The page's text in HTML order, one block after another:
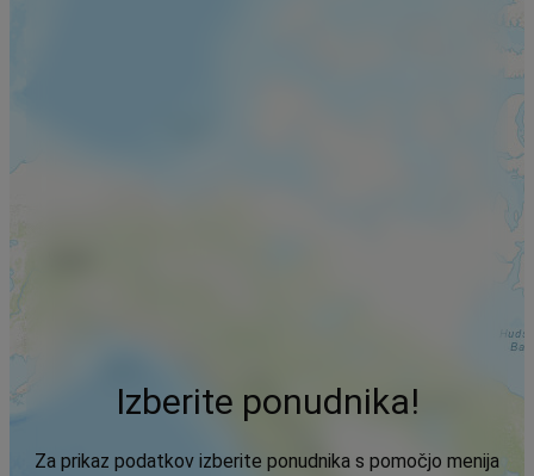
Izberite ponudnika!
Za prikaz podatkov izberite ponudnika s pomočjo menija